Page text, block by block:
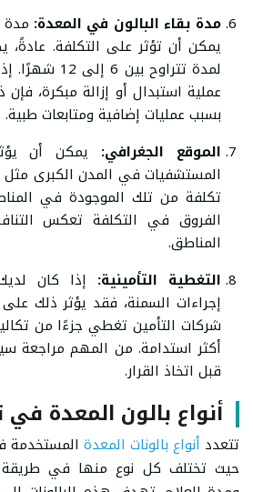
مدة بقاء البالون في المعدة: مدة
يمكن أن تؤثر على التكلفة. عادةً،
لمدة تتراوح
عملية استبدال أو إزالة مبكرة،
بسبب عمليات إضافية ومتابعات طبية.
الموقع الجغرافي: يمكن أن
المستشفيات في المدن الكبرى
تكلفة من تلك الموجودة في
الفروق في التكلفة تعكس
المناطق.
التغطية التأمينية: إذا كان
إجراءات السمنة، فقد يؤثر ذلك
شركات التأمين تغطي جزءًا من
أكثر استدامة. من المهم مراجعة
قبل اتخاذ القرار.
أنواع بالون المعدة في
تتعدد أنواع بالونات المعدة المستخدمة
حيث تختلف كل نوع منها في طريقة